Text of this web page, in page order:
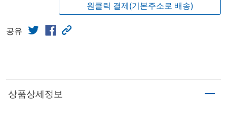
원클릭 결제(기본주소로 배송)
공유
상품상세정보